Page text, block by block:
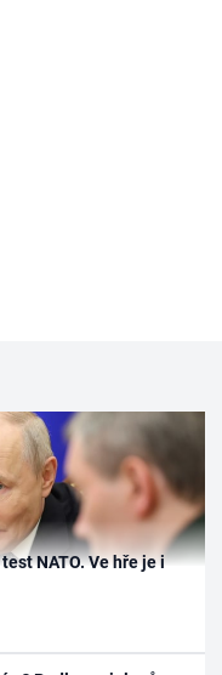
NATO. Ve hře je i